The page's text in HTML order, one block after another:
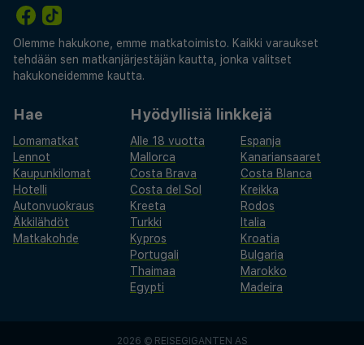
Olemme hakukone, emme matkatoimisto. Kaikki varaukset
tehdään sen matkanjärjestäjän kautta, jonka valitset
hakukoneidemme kautta.
Hae
Lomamatkat
Lennot
Kaupunkilomat
Hotelli
Autonvuokraus
Äkkilähdöt
Matkakohde
Hyödyllisiä linkkejä
Alle 18 vuotta
Espanja
Mallorca
Kanariansaaret
Costa Brava
Costa Blanca
Costa del Sol
Kreikka
Kreeta
Rodos
Turkki
Italia
Kypros
Kroatia
Portugali
Bulgaria
Thaimaa
Marokko
Egypti
Madeira
2026 © REISEGIGANTEN AS